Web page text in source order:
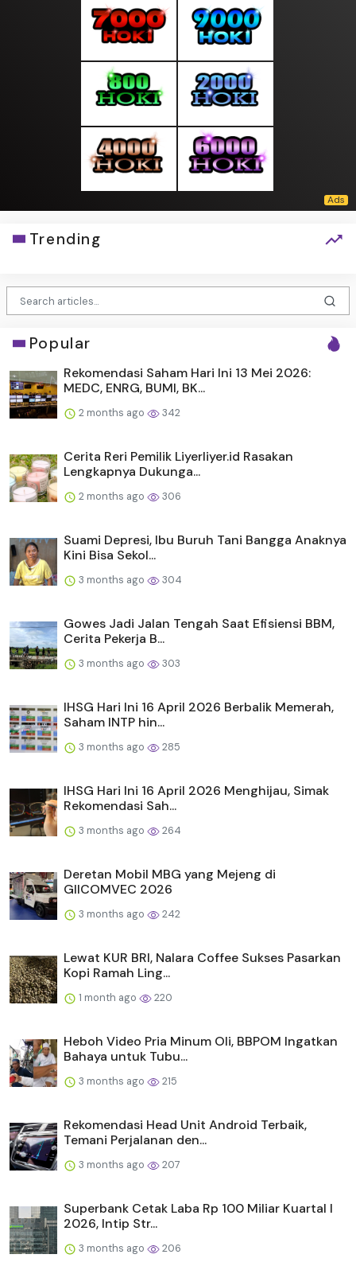
Trending
Popular
Rekomendasi Saham Hari Ini 13 Mei 2026:
MEDC, ENRG, BUMI, BK...
2 months ago 342
Cerita Reri Pemilik Liyerliyer.id Rasakan
Lengkapnya Dukunga...
2 months ago 306
Suami Depresi, Ibu Buruh Tani Bangga Anaknya
Kini Bisa Sekol...
3 months ago 304
Gowes Jadi Jalan Tengah Saat Efisiensi BBM,
Cerita Pekerja B...
3 months ago 303
IHSG Hari Ini 16 April 2026 Berbalik Memerah,
Saham INTP hin...
3 months ago 285
IHSG Hari Ini 16 April 2026 Menghijau, Simak
Rekomendasi Sah...
3 months ago 264
Deretan Mobil MBG yang Mejeng di
GIICOMVEC 2026
3 months ago 242
Lewat KUR BRI, Nalara Coffee Sukses Pasarkan
Kopi Ramah Ling...
1 month ago 220
Heboh Video Pria Minum Oli, BBPOM Ingatkan
Bahaya untuk Tubu...
3 months ago 215
Rekomendasi Head Unit Android Terbaik,
Temani Perjalanan den...
3 months ago 207
Superbank Cetak Laba Rp 100 Miliar Kuartal I
2026, Intip Str...
3 months ago 206